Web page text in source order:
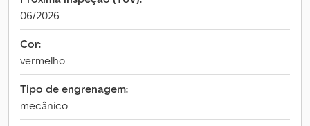
06/2026
Cor:
vermelho
Tipo de engrenagem:
mecânico